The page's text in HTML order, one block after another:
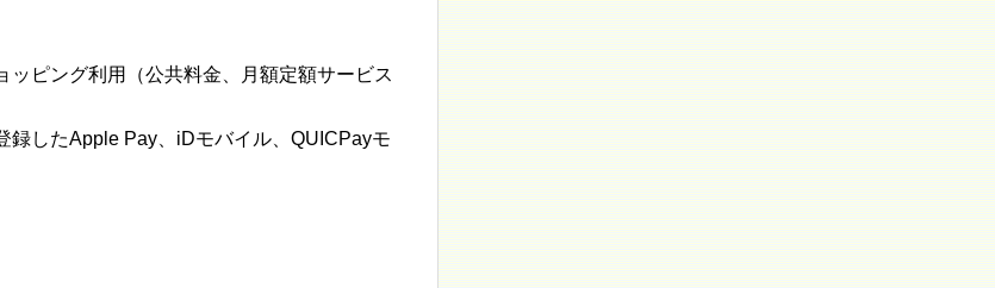
ピング利用（公共料金、月額定額サービス
したApple Pay、iDモバイル、QUICPayモ